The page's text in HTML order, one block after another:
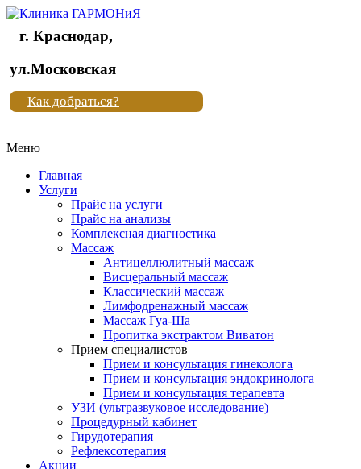
Клиника
"Новая
жизнь"
Клиника
жизнь"
г. Краснодар,
ул.Московская
Как добраться?
Меню
Главная
Услуги
Прайс на услуги
Прайс на анализы
Комплексная диагностика
Массаж
Антицеллюлитный массаж
Висцеральный массаж
Классический массаж
Лимфодренажный массаж
Массаж Гуа-Ша
Пропитка экстрактом Виватон
Прием специалистов
Прием и консультация гинеколога
Прием и консультация эндокринолога
Прием и консультация терапевта
УЗИ (ультразвуковое исследование)
Процедурный кабинет
Гирудотерапия
Рефлексотерапия
Акции